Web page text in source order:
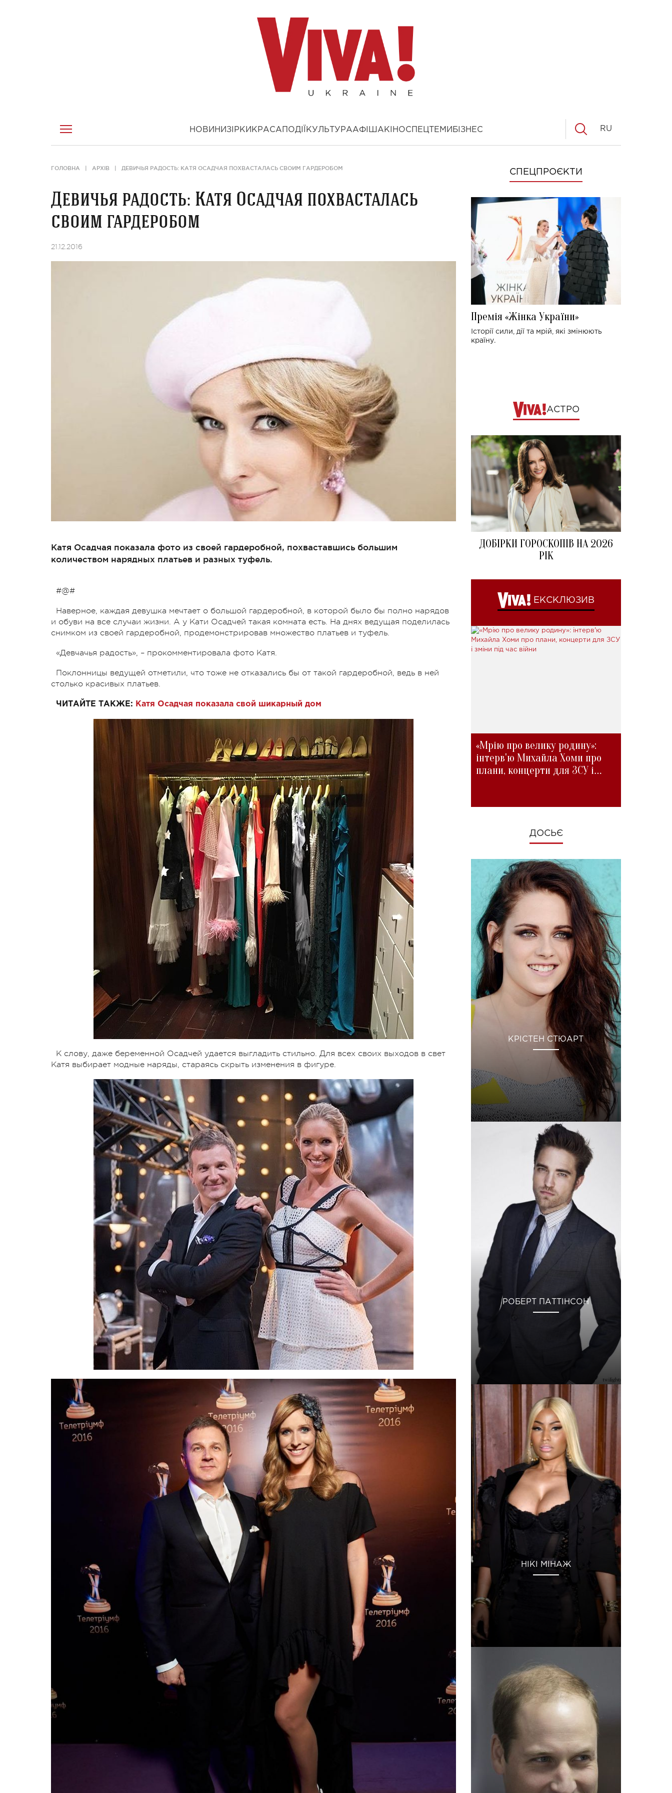
НОВИНИ ЗІРКИ КРАСА ПОДІЇ КУЛЬТУРААФІША КІНОСПЕЦТЕМИ БІЗНЕС RU
ГОЛОВНА АРХІВ ДЕВИЧЬЯ РАДОСТЬ: КАТЯ ОСАДЧАЯ ПОХВАСТАЛАСЬ СВОИМ ГАРДЕРОБОМ
Девичья радость: Катя Осадчая похвасталась
своим гардеробом
21.12.2016
Катя Осадчая показала фото из своей гардеробной, похваставшись большим
количеством нарядных платьев и разных туфель.
#@#
Наверное, каждая девушка мечтает о большой гардеробной, в которой было бы полно нарядов
и обуви на все случаи жизни. А у Кати Осадчей такая комната есть. На днях ведущая поделилась
снимком из своей гардеробной, продемонстрировав множество платьев и туфель.
«Девчачья радость», – прокомментировала фото Катя.
Поклонницы ведущей отметили, что тоже не отказались бы от такой гардеробной, ведь в ней
столько красивых платьев.
ЧИТАЙТЕ ТАКЖЕ: Катя Осадчая показала свой шикарный дом
К слову, даже беременной Осадчей удается выгладить стильно. Для всех своих выходов в свет
Катя выбирает модные наряды, стараясь скрыть изменения в фигуре.
СПЕЦПРОЄКТИ
Премія «Жінка України»
Історії сили, дії та мрій, які змінюють
країну.
АСТРО
ДОБІРКИ ГОРОСКОПІВ НА 2026
РІК
ЕКСКЛЮЗИВ
«Мрію про велику родину»:
інтерв'ю Михайла Хоми про
плани, концерти для ЗСУ і
ДОСЬЄ
КРІСТЕН СТЮАРТ
РОБЕРТ ПАТТІНСОН
НІКІ МІНАЖ